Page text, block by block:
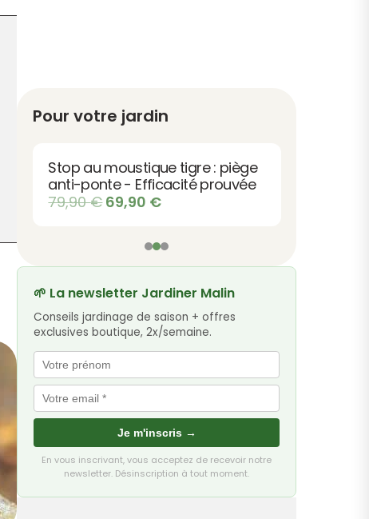
Pour votre jardin
Stop au moustique tigre : piège
anti-ponte - Efficacité prouvée
79,90€Le
initial
était :
69,90 €Le
actuel
est :
🌱 La newsletter Jardiner Malin
Conseils jardinage de saison + offres
exclusives boutique, 2x/semaine.
Je m'inscris →
En vous inscrivant, vous acceptez de recevoir notre
newsletter. Désinscription à tout moment.